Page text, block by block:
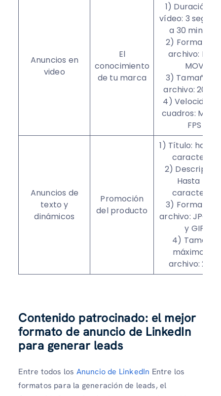
Anuncios en
video
El
conocimiento
de tu marca
1) Duración
vídeo: 3
a 30 minutos
2) Formato
archivo: MP4,
MOV
3) Tamaño
archivo: 200
4) Velocidad
cuadros: Máx.
FPS
Anuncios de
texto y
dinámicos
Promoción
del producto
1) Título: hasta
caracteres
2)
Hasta 75
caracteres
3) Formato
archivo: JPG,
y GIF
4) Tamaño
máximo de
archivo: 2 MB
Contenido patrocinado: el mejor
formato de anuncio de LinkedIn
para generar leads
Entre todos los Anuncio de LinkedIn Entre los
formatos para la generación de leads, el